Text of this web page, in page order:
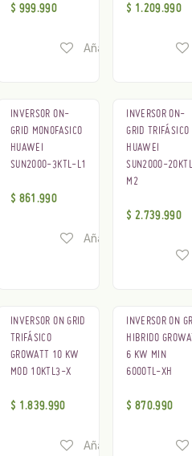
$ 999.990
Añadir a lista de
$ 1.209.990
INVERSOR ON-
GRID MONOFASICO
HUAWEI
SUN2000-3KTL-L1
$ 861.990
Añadir a lista de
INVERSOR ON-
GRID TRIFÁSICO
HUAWEI
SUN2000-
M2
$ 2.739.990
INVERSOR ON GRID
TRIFÁSICO
GROWATT 10 KW
MOD 10KTL3-X
$ 1.839.990
Añadir a lista de
INVERSOR ON
HIBRIDO
6 KW MIN
6000TL-XH
$ 870.990